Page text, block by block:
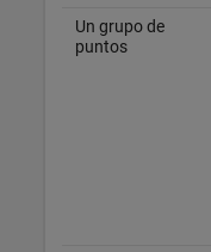
Un grupo de
puntos